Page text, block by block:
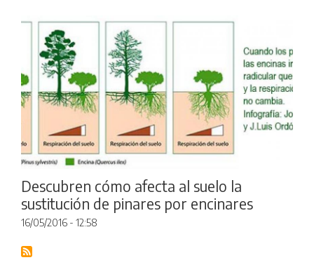
Descubren cómo afecta al suelo la
sustitución de pinares por encinares
16/05/2016 - 12:58